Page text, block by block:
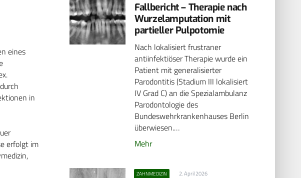
eines
in
erfolgt im
Fallbericht – Therapie nach
Wurzelamputation mit
partieller Pulpotomie
Nach lokalisiert frustraner
antiinfektiöser Therapie wurde ein
Patient mit generalisierter
Parodontitis (Stadium III lokalisiert
IV Grad C) an die Spezialambulanz
Parodontologie des
Bundeswehrkrankenhauses Berlin
überwiesen.…
Mehr
ZAHNMEDIZIN 2. April 2026